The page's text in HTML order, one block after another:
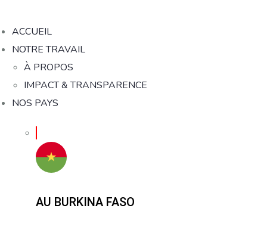
ACCUEIL
NOTRE TRAVAIL
À PROPOS
IMPACT & TRANSPARENCE
NOS PAYS
AU BURKINA FASO